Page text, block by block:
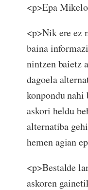
<p>Epa
<p>Nik ere ez
baina
nintzen baietz
dagoela
konpondu nahi
askori heldu
alternatiba
hemen agian
<p>Bestalde
askoren